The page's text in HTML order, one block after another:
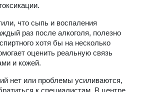
что сыпь и воспаления
раз после алкоголя, полезно
хотя бы на несколько
оценить реальную связь
и кожей.
нет или проблемы усиливаются,
к специалистам. В центре